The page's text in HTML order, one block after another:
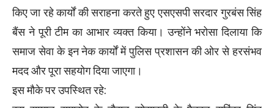
किए जा रहे कार्यों की सराहना करते हुए एसएसपी सरदार गुरबंस सिंह
बैंस ने पूरी टीम का आभार व्यक्त किया। उन्होंने भरोसा दिलाया कि
समाज सेवा के इन नेक कार्यों में पुलिस प्रशासन की ओर से हरसंभव
मदद और पूरा सहयोग दिया जाएगा।
इस मौके पर उपस्थित रहे: